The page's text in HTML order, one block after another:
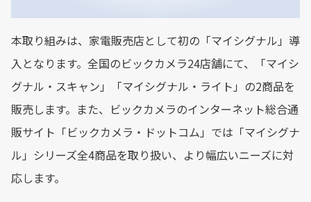
本取り組みは、家電販売店として初の「マイシグナル」導
入となります。全国のビックカメラ24店舗にて、「マイシ
グナル・スキャン」「マイシグナル・ライト」の2商品を
販売します。また、ビックカメラのインターネット総合通
販サイト「ビックカメラ・ドットコム」では「マイシグナ
ル」シリーズ全4商品を取り扱い、より幅広いニーズに対
応します。